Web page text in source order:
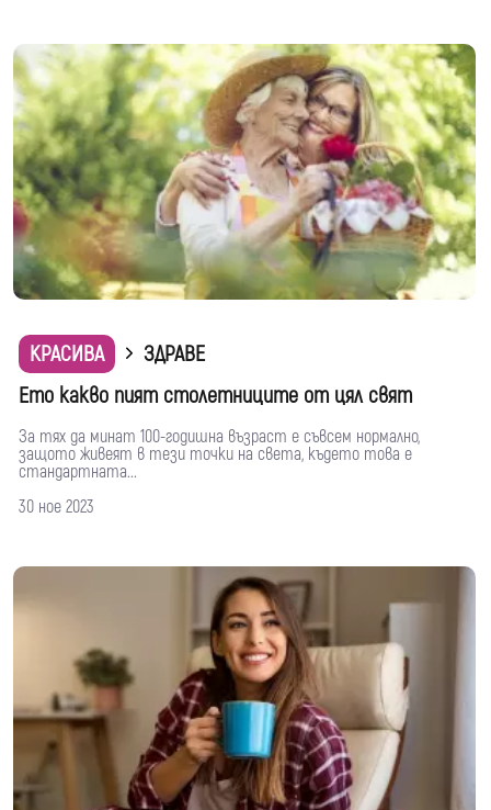
КРАСИВА
ЗДРАВЕ
Ето какво пият столетниците от цял свят
За тях да минат 100-годишна възраст е съвсем нормално,
защото живеят в тези точки на света, където това е
стандартната...
30 ное 2023